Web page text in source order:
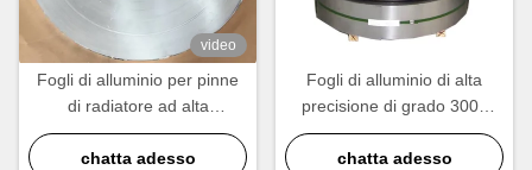
video
Fogli di alluminio per pinne
di radiatore ad alta
conduttività termica
chatta adesso
Fogli di alluminio di alta
precisione di grado 3003
progettati per le pinne del
radiatore
chatta adesso